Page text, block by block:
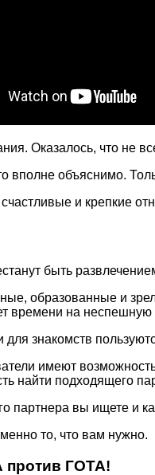
Оказалось, что не
вполне объяснимо.
и крепкие
быть
образованные и
на неспешную
знакомств
имеют
найти подходящего
партнера вы ищете и
то, что вам нужно.
ГОТА!